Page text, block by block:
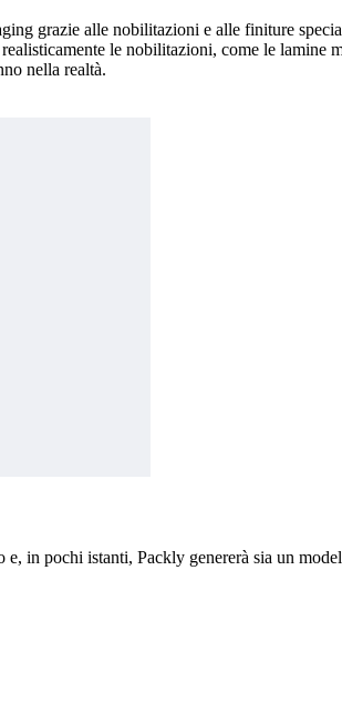
grazie alle nobilitazioni e alle finiture
le nobilitazioni, come le lamine
nella realtà.
in pochi istanti, Packly genererà sia un